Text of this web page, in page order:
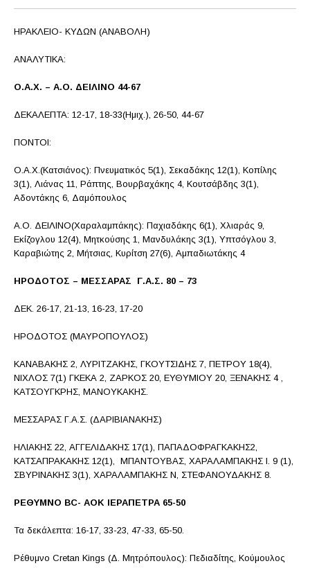
ΗΡΑΚΛΕΙΟ- ΚΥΔΩΝ (ΑΝΑΒΟΛΗ)
ΑΝΑΛΥΤΙΚΑ:
Ο.Α.Χ. – Α.Ο. ΔΕΙΛΙΝΟ 44-67
ΔΕΚΑΛΕΠΤΑ: 12-17, 18-33(Ημιχ.), 26-50, 44-67
ΠΟΝΤΟΙ:
Ο.Α.Χ.(Κατσιάνος): Πνευματικός 5(1), Σεκαδάκης 12(1), Κοπίλης
3(1), Λιάνας 11, Ράπτης, Βουρβαχάκης 4, Κουτσάβδης 3(1),
Αδοντάκης 6, Δαμόπουλος
Α.Ο. ΔΕΙΛΙΝΟ(Χαραλαμπάκης): Παχιαδάκης 6(1), Χλιαράς 9,
Εκίζογλου 12(4), Μητκούσης 1, Μανδυλάκης 3(1), Υπτσόγλου 3,
Καραβιώτης 2, Μήτσιας, Κυρίτση 27(6), Αμπαδιωτάκης 4
ΗΡΟΔΟΤΟΣ – ΜΕΣΣΑΡΑΣ Γ.Α.Σ. 80 – 73
ΔΕΚ. 26-17, 21-13, 16-23, 17-20
ΗΡΟΔΟΤΟΣ (ΜΑΥΡΟΠΟΥΛΟΣ)
ΚΑΝΑΒΑΚΗΣ 2, ΛΥΡΙΤΖΑΚΗΣ, ΓΚΟΥΤΣΙΔΗΣ 7, ΠΕΤΡΟΥ 18(4),
ΝΙΧΛΟΣ 7(1) ΓΚΕΚΑ 2, ΖΑΡΚΟΣ 20, ΕΥΘΥΜΙΟΥ 20, ΞΕΝΑΚΗΣ 4 ,
ΚΑΤΣΟΥΓΚΡΗΣ, ΜΑΝΟΥΚΑΚΗΣ.
ΜΕΣΣΑΡΑΣ Γ.Α.Σ. (ΔΑΡΙΒΙΑΝΑΚΗΣ)
ΗΛΙΑΚΗΣ 22, ΑΓΓΕΛΙΔΑΚΗΣ 17(1), ΠΑΠΑΔΟΦΡΑΓΚΑΚΗΣ2,
ΚΑΤΣΑΠΡΑΚΑΚΗΣ 12(1), ΜΠΑΝΤΟΥΒΑΣ, ΧΑΡΑΛΑΜΠΑΚΗΣ Ι. 9 (1),
ΣΒΥΡΙΝΑΚΗΣ 3(1), ΧΑΡΑΛΑΜΠΑΚΗΣ Ν, ΣΤΕΦΑΝΟΥΔΑΚΗΣ 8.
ΡΕΘΥΜΝΟ BC- AOK IEΡΑΠΕΤΡΑ 65-50
Τα δεκάλεπτα: 16-17, 33-23, 47-33, 65-50.
Ρέθυμνο Cretan Kings (Δ. Μητρόπουλος): Πεδιαδίτης, Κούμουλος